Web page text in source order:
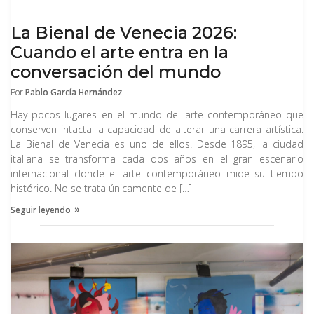
La Bienal de Venecia 2026:
Cuando el arte entra en la
conversación del mundo
PorPablo García Hernández
Hay pocos lugares en el mundo del arte contemporáneo que
conserven intacta la capacidad de alterar una carrera artística.
La Bienal de Venecia es uno de ellos. Desde 1895, la ciudad
italiana se transforma cada dos años en el gran escenario
internacional donde el arte contemporáneo mide su tiempo
histórico. No se trata únicamente de […]
Seguir leyendo
demostrado ser una inversión sólida, con posibilidades de
rentabilidad a largo plazo. Su […]
Seguir leyendo
We don't care anymore: "No nos
importan las críticas innecesarias,
lo que opinen los demás y que nos
tachen de cursis o "feministas"
PorEstrella Jiménez
“We don’t care anymore” es una plataforma creativa formada
Consejos para saber en qué
ARTISTAS INVERTIR
Chema Guillen
Seguir leyendo